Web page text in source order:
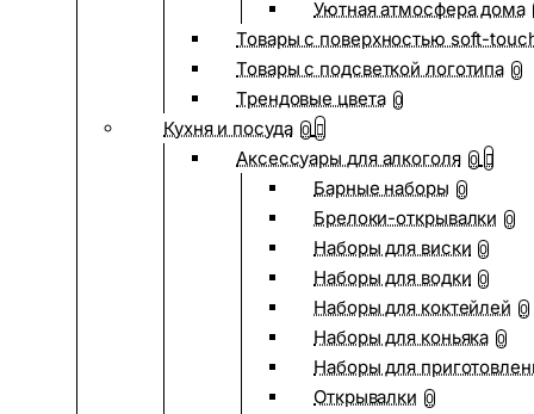
Уютная атмосфера дома
Товары с поверхностью soft-
Товары с подсветкой логотипа 0
Трендовые цвета 0
Кухня и посуда 0
Аксессуары для алкоголя 0
Барные наборы 0
Брелоки-открывалки 0
Наборы для виски 0
Наборы для водки 0
Наборы для коктейлей 0
Наборы для коньяка 0
Наборы для
Открывалки 0